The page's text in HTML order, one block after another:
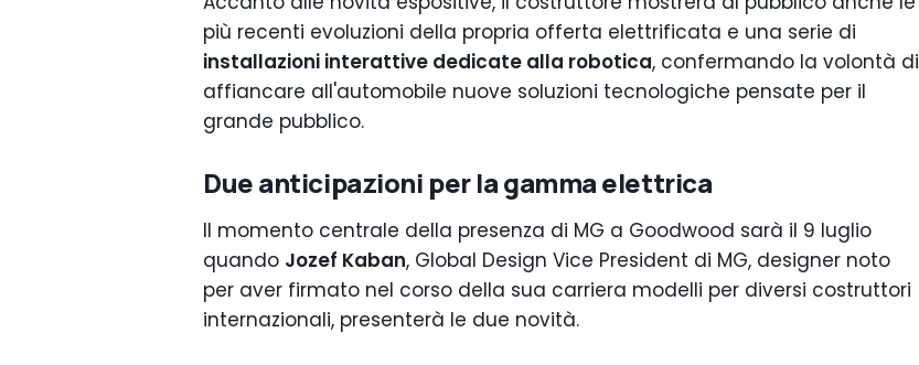
più recenti evoluzioni della propria offerta elettrificata e una serie di
installazioni interattive dedicate alla robotica, confermando la volontà di
affiancare all'automobile nuove soluzioni tecnologiche pensate per il
grande pubblico.
Due anticipazioni per la gamma elettrica
Il momento centrale della presenza di MG a Goodwood sarà il 9 luglio
quando Jozef Kaban, Global Design Vice President di MG, designer noto
per aver firmato nel corso della sua carriera modelli per diversi costruttori
internazionali, presenterà le due novità.